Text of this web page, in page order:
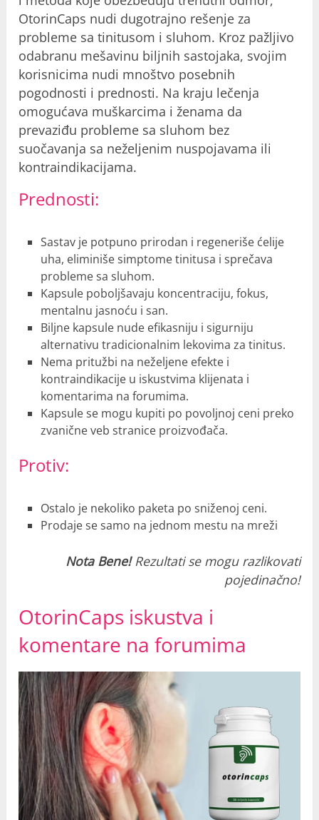
OtorinCaps nudi dugotrajno rešenje za
probleme sa tinitusom i sluhom. Kroz pažljivo
odabranu mešavinu biljnih sastojaka, svojim
korisnicima nudi mnoštvo posebnih
pogodnosti i prednosti. Na kraju lečenja
omogućava muškarcima i ženama da
prevaziđu probleme sa sluhom bez
suočavanja sa neželjenim nuspojavama ili
kontraindikacijama.
Prednosti:
Sastav je potpuno prirodan i regeneriše ćelije
uha, eliminiše simptome tinitusa i sprečava
probleme sa sluhom.
Kapsule poboljšavaju koncentraciju, fokus,
mentalnu jasnoću i san.
Biljne kapsule nude efikasniju i sigurniju
alternativu tradicionalnim lekovima za tinitus.
Nema pritužbi na neželjene efekte i
kontraindikacije u iskustvima klijenata i
komentarima na forumima.
Kapsule se mogu kupiti po povoljnoj ceni preko
zvanične veb stranice proizvođača.
Protiv:
Ostalo je nekoliko paketa po sniženoj ceni.
Prodaje se samo na jednom mestu na mreži
Nota Bene!Rezultati se mogu razlikovati
pojedinačno!
OtorinCaps iskustva i
komentare na forumima